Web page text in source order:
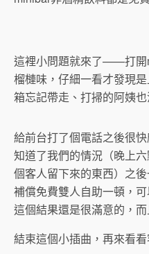
這裡小問題就來了——打開
榴槤味，仔細一看才發現
箱忘記帶走、打掃的阿姨也
給前台打了個電話之後很
知道了我們的情況（晚上
個客人留下來的東西）之
補償免費雙人自助一頓，
這個結果還是很滿意的，
結束這個小插曲，再來看看